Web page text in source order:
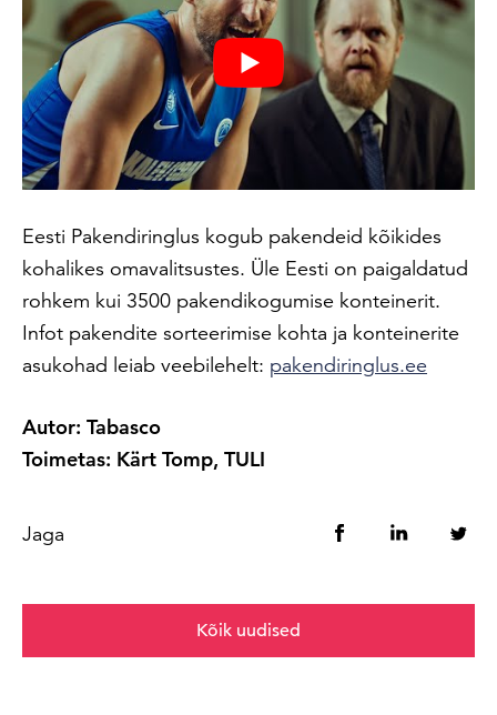
Eesti Pakendiringlus kogub pakendeid kõikides
kohalikes omavalitsustes. Üle Eesti on paigaldatud
rohkem kui 3500 pakendikogumise konteinerit.
Infot pakendite sorteerimise kohta ja konteinerite
asukohad leiab veebilehelt: pakendiringlus.ee
Autor: Tabasco
Toimetas: Kärt Tomp, TULI
Jaga
Kõik uudised